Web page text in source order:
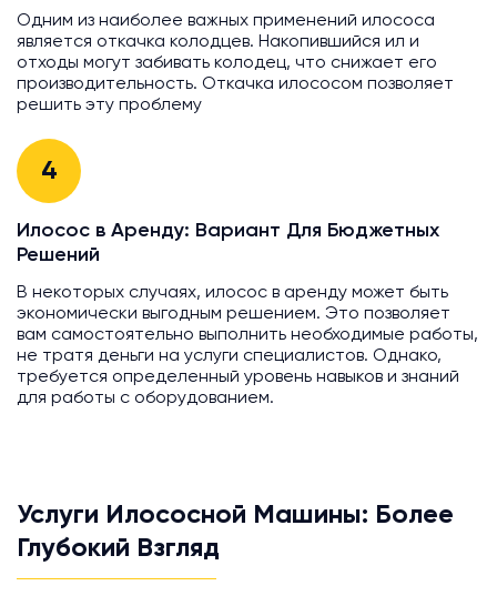
Одним из наиболее важных применений илососа
является откачка колодцев. Накопившийся ил и
отходы могут забивать колодец, что снижает его
производительность. Откачка илососом позволяет
решить эту проблему
4
Илосос в Аренду: Вариант Для Бюджетных
Решений
В некоторых случаях, илосос в аренду может быть
экономически выгодным решением. Это позволяет
вам самостоятельно выполнить необходимые работы,
не тратя деньги на услуги специалистов. Однако,
требуется определенный уровень навыков и знаний
для работы с оборудованием.
Услуги Илососной Машины: Более
Глубокий Взгляд